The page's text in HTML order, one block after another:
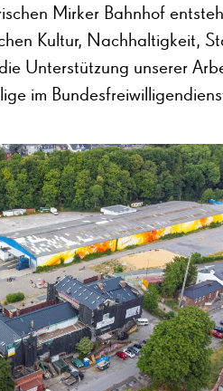
Mirker Bahnhof
Kultur, Nachhaltigkeit,
Unterstützung unserer
im